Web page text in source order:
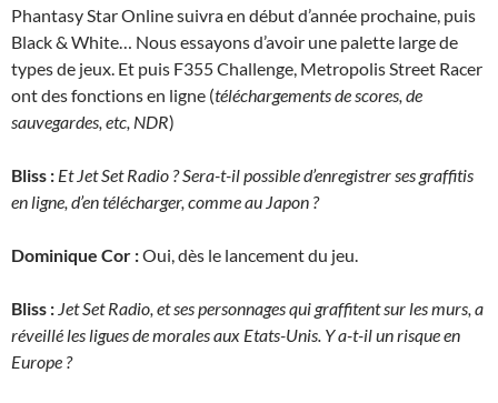
Phantasy Star Online suivra en début d’année prochaine, puis
Black & White… Nous essayons d’avoir une palette large de
types de jeux. Et puis F355 Challenge, Metropolis Street Racer
ont des fonctions en ligne (téléchargements de scores, de
sauvegardes, etc, NDR)
Bliss : Et Jet Set Radio ? Sera-t-il possible d’enregistrer ses graffitis
en ligne, d’en télécharger, comme au Japon ?
Dominique Cor :Oui, dès le lancement du jeu.
Bliss : Jet Set Radio, et ses personnages qui graffitent sur les murs, a
réveillé les ligues de morales aux Etats-Unis. Y a-t-il un risque en
Europe ?